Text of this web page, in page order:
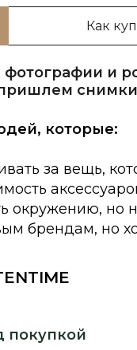
Как
и
которые:
за вещь,
окружению, но
брендам, но
покупкой